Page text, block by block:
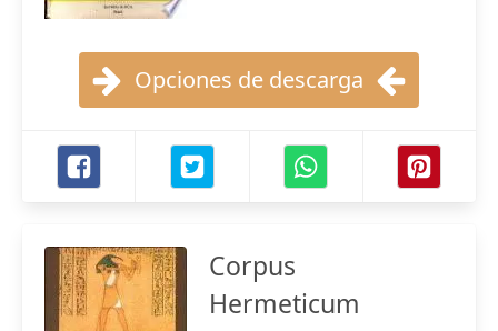
Opciones de descarga
Corpus
Hermeticum